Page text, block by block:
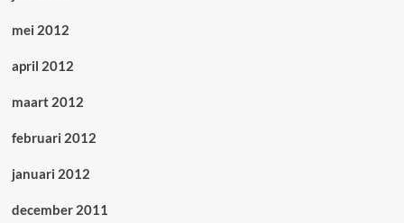
mei 2012
april 2012
maart 2012
februari 2012
januari 2012
december 2011